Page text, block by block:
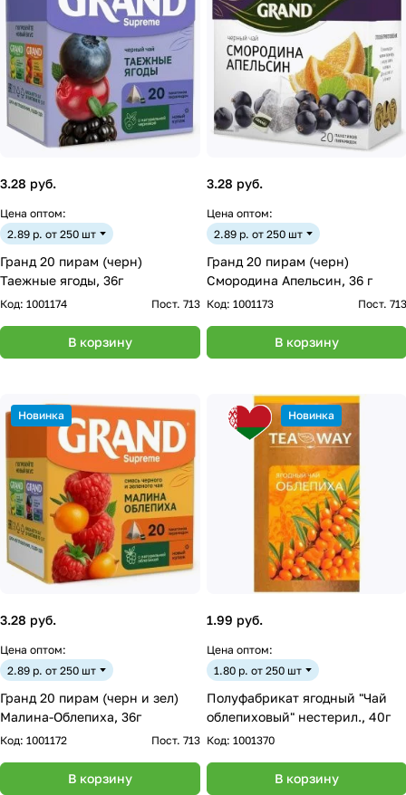
3.28 руб.
Цена оптом:
2.89 р. от 250 шт
Гранд 20 пирам (черн)
Таежные ягоды, 36г
Код: 1001174 Пост. 713
В корзину
3.28 руб.
Цена оптом:
2.89 р. от 250 шт
Гранд 20 пирам (черн)
Смородина Апельсин, 36 г
Код: 1001173 Пост. 713
В корзину
Новинка
3.28 руб.
Цена оптом:
2.89 р. от 250 шт
Гранд 20 пирам (черн и зел)
Малина-Облепиха, 36г
Код: 1001172 Пост. 713
В корзину
Новинка
1.99 руб.
Цена оптом:
1.80 р. от 250 шт
Полуфабрикат ягодный "Чай
облепиховый" нестерил., 40г
Код: 1001370
В корзину